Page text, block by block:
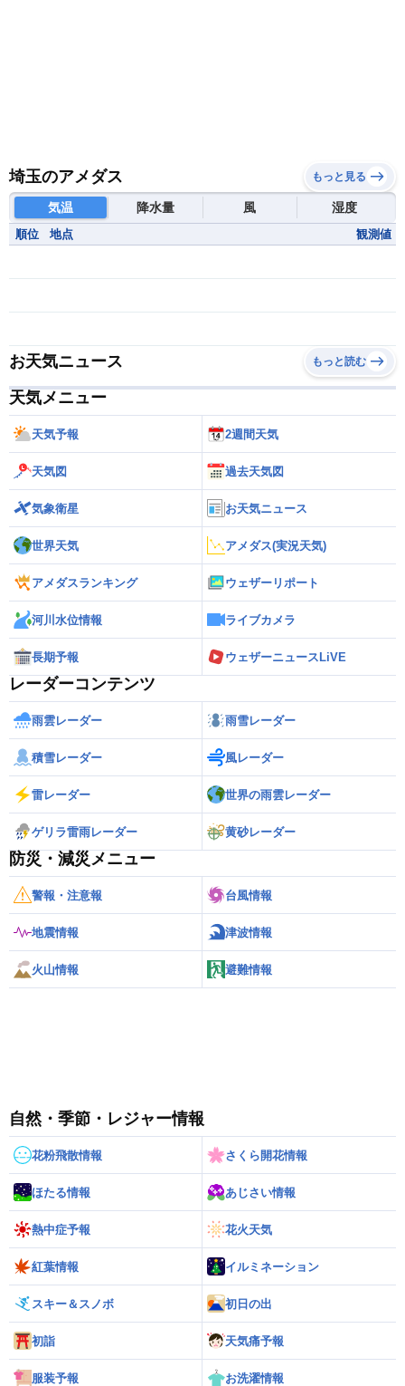
埼玉のアメダス もっと見る
気温 降水量 風 湿度
順位 地点 観測値
お天気ニュース もっと読む
天気メニュー
天気予報 2週間天気
天気図 過去天気図
気象衛星 お天気ニュース
世界天気 アメダス(実況天気)
アメダスランキング ウェザーリポート
河川水位情報 ライブカメラ
長期予報 ウェザーニュースLiVE
レーダーコンテンツ
雨雲レーダー 雨雪レーダー
積雪レーダー 風レーダー
雷レーダー 世界の雨雲レーダー
ゲリラ雷雨レーダー 黄砂レーダー
防災・減災メニュー
警報・注意報 台風情報
地震情報 津波情報
火山情報 避難情報
自然・季節・レジャー情報
花粉飛散情報 さくら開花情報
ほたる情報 あじさい情報
熱中症予報 花火天気
紅葉情報 イルミネーション
スキー＆スノボ 初日の出
初詣 天気痛予報
服装予報 お洗濯情報